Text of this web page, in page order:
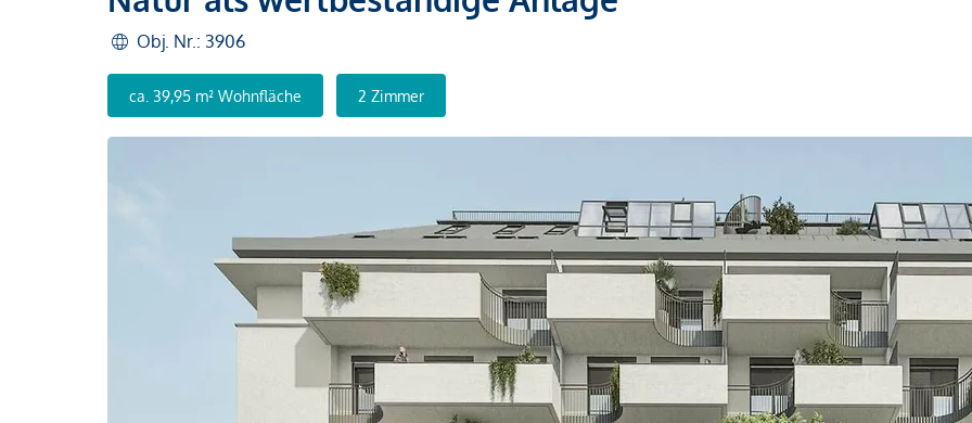
Obj. Nr.: 3906
ca. 39,95 m² Wohnfläche 2 Zimmer